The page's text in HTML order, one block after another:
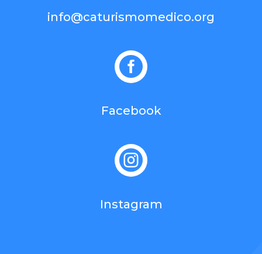
info@caturismomedico.org

Facebook

Instagram